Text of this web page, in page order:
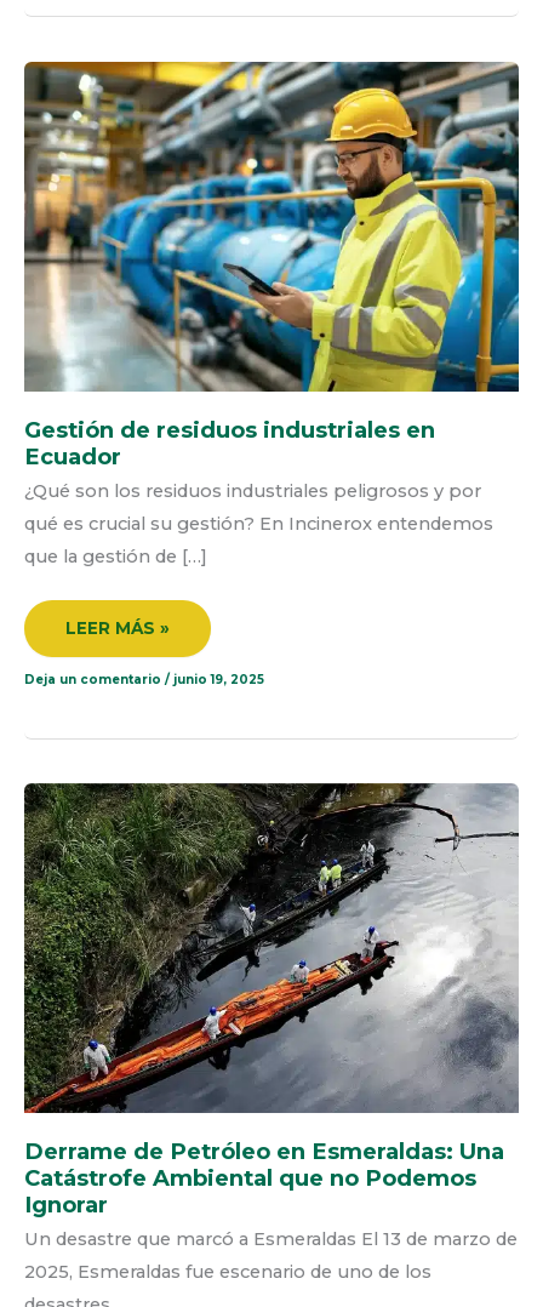
Gestión de residuos industriales en
Ecuador
¿Qué son los residuos industriales peligrosos y por
qué es crucial su gestión? En Incinerox entendemos
que la gestión de […]
GESTIÓN
DE
RESIDUOS
INDUSTRIALES
EN
ECUADOR
LEER MÁS »
Deja un comentario / junio 19, 2025
Derrame de Petróleo en Esmeraldas: Una
Catástrofe Ambiental que no Podemos
Ignorar
Un desastre que marcó a Esmeraldas El 13 de marzo de
2025, Esmeraldas fue escenario de uno de los
DERRAME
DE
PETRÓLEO
EN
ESMERALDAS:
UNA
CATÁSTROFE
AMBIENTAL
QUE
NO
PODEMOS
IGNORAR